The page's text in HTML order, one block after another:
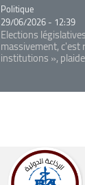
Catégorie
Politique
29/06/2026 - 12:39
Elections
massivement, c'est
institutions »,